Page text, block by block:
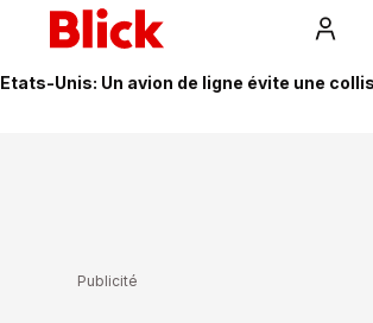
Etats-Unis: Un avion de ligne évite une